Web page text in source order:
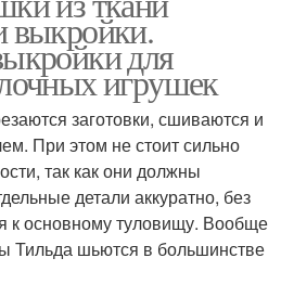
выкройки.
для
игрушек
заготовки, сшиваются и
При этом не стоит сильно
так как они должны
детали аккуратно, без
к основному туловищу. Вообще
Тильда шьются в большинстве